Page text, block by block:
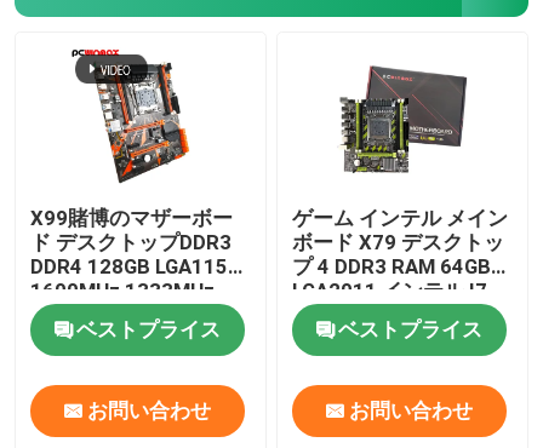
X99賭博のマザーボー
ド デスクトップDDR3
DDR4 128GB LGA1155
1600MHz 1333MHz
ベストプライス
お問い合わせ
ゲーム インテル メイン
ボード X79 デスクトッ
プ 4 DDR3 RAM 64GB
LGA2011 インテル I7
Xeon 2011
ベストプライス
お問い合わせ